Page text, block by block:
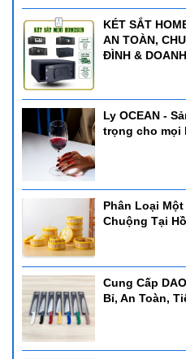
KÉT SẮT
AN TOÀN,
ĐÌNH &
Ly OCEAN -
trọng cho mọi
Phân Loại
Chuộng Tại
Cung Cấp
Bỉ, An Toàn,